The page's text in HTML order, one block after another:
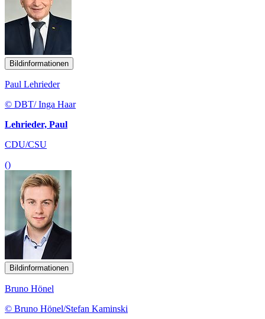
Bildinformationen
Paul Lehrieder
© DBT/ Inga Haar
Lehrieder, Paul
CDU/CSU
()
Bildinformationen
Bruno Hönel
© Bruno Hönel/Stefan Kaminski